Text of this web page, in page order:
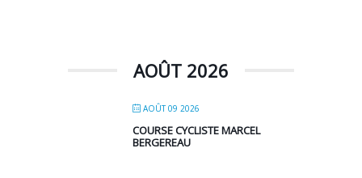
AOÛT 2026
AOÛT 09 2026
COURSE CYCLISTE MARCEL
BERGEREAU